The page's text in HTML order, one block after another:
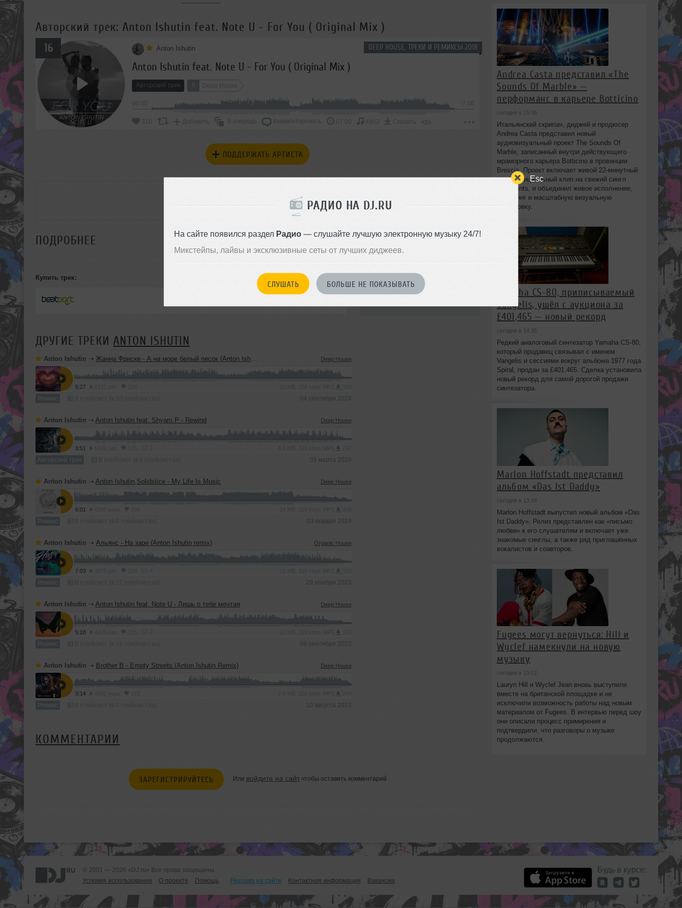
Esc
РАДИО НА DJ.RU
На сайте появился раздел Радио— слушайте лучшую электронную музыку 24/7!
Микстейпы, лайвы и эксклюзивные сеты от лучших диджеев.
СЛУШАТЬ БОЛЬШЕ НЕ ПОКАЗЫВАТЬ
Авторский трек: Anton Ishutin feat. Note U - For You ( Original Mix )
DEEP HOUSE, ТРЕКИ И РЕМИКСЫ 2018
16 Anton Ishutin
Anton Ishutin feat. Note U - For You ( Original Mix )
Авторский трек 5 Deep House
-7:00
310 Добавить В очередь Комментировать 07:00 4902 Скачать </>
ПОДДЕРЖАТЬ АРТИСТА
РАССКАЖИ ДРУЗЬЯМ
ПОДРОБНЕЕ
Купить трек:
ДРУГИЕ ТРЕКИ ANTON ISHUTIN
Anton Ishutin ➝ Жанна Фриске - А на море белый песок (Anton Ishutin Remix) Deep House
5:27
Ремикс 04 сентября 2024
Anton Ishutin ➝ Anton Ishutin feat. Shyam P - Rewind Deep House
3:51
Авторский трек 03 марта 2024
Anton Ishutin ➝ Anton Ishutin,Solidstice - My Life Is Music Deep House
6:01
Ремикс 03 января 2024
Anton Ishutin ➝ Альянс - На заре (Anton Ishutin remix) Organic House
7:03
Ремикс 29 ноября 2023
Anton Ishutin ➝ Anton Ishutin feat. Note U - Лишь о тебе мечтая Deep House
5:18
Ремикс 09 сентября 2023
Anton Ishutin ➝ Brother B - Empty Streets (Anton Ishutin Remix) Deep House
3:14
Ремикс 10 августа 2023
Стиль: Deep House
Записан: 25 июля 2018
КОММЕНТАРИИ
ЗАРЕГИСТРИРУЙТЕСЬ Или войдите на сайтчтобы оставить комментарий
Andrea Casta представил «The
Sounds Of Marble» —
перформанс в карьере Botticino
сегодня в 15:05
Итальянский скрипач, диджей и продюсер
Andrea Casta представил новый
аудиовизуальный проект The Sounds Of
Marble, записанный внутри действующего
мраморного карьера Botticino в провинции
Brescia. Проект включает живой 22‑минутный
сет и официальный клип на свежий сингл
Fragments, и объединил живое исполнение,
диджеинг и масштабную визуальную
постановку.
Yamaha CS-80, приписываемый
Vangelis, ушёл с аукциона за
£401,465 — новый рекорд
сегодня в 14:35
Редкий аналоговый синтезатор Yamaha CS-80,
который продавец связывал с именем
Vangelis и сессиями вокруг альбома 1977 года
Spiral, продан за £401,465. Сделка установила
новый рекорд для самой дорогой продажи
синтезатора.
Marlon Hoffstadt представил
альбом «Das Ist Daddy»
сегодня в 13:34
Marlon Hoffstadt выпустил новый альбом «Das
Ist Daddy». Релиз представлен как «письмо
любви» к его слушателям и включает уже
знакомые синглы, а также ряд приглашённых
вокалистов и соавторов.
Fugees могут вернуться: Hill и
Wyclef намекнули на новую
музыку
сегодня в 13:02
Lauryn Hill и Wyclef Jean вновь выступили
вместе на британской площадке и не
исключили возможность работы над новым
материалом от Fugees. В интервью перед шоу
они описали процесс примирения и
подтвердили, что разговоры о музыке
продолжаются.
© 2001 — 2026 «DJ.ru» Все права защищены.
Условия использования
О проекте Помощь Реклама на сайте Контактная информация Вакансии
Будь в курсе: